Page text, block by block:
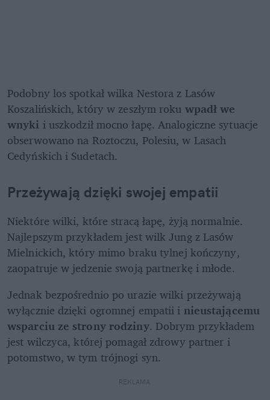
Podobny los spotkał wilka Nestora z Lasów
Koszalińskich, który w zeszłym roku wpadł we
wnyki i uszkodził mocno łapę. Analogiczne sytuacje
obserwowano na Roztoczu, Polesiu, w Lasach
Cedyńskich i Sudetach.
Przeżywają dzięki swojej empatii
Niektóre wilki, które stracą łapę, żyją normalnie.
Najlepszym przykładem jest wilk Jung z Lasów
Mielnickich, który mimo braku tylnej kończyny,
zaopatruje w jedzenie swoją partnerkę i młode.
Jednak bezpośrednio po urazie wilki przeżywają
wyłącznie dzięki ogromnej empatii i nieustającemu
wsparciu ze strony rodziny. Dobrym przykładem
jest wilczyca, której pomagał zdrowy partner i
potomstwo, w tym trójnogi syn.
REKLAMA